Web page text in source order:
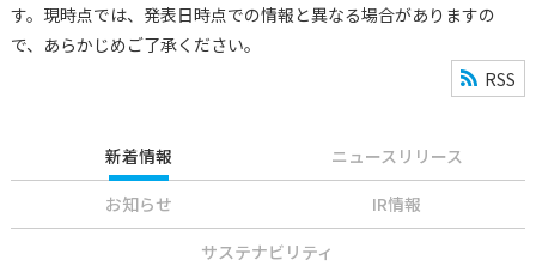
す。現時点では、発表日時点での情報と異なる場合がありますの
で、あらかじめご了承ください。
RSS
新着情報
ニュースリリース
お知らせ
IR情報
サステナビリティ